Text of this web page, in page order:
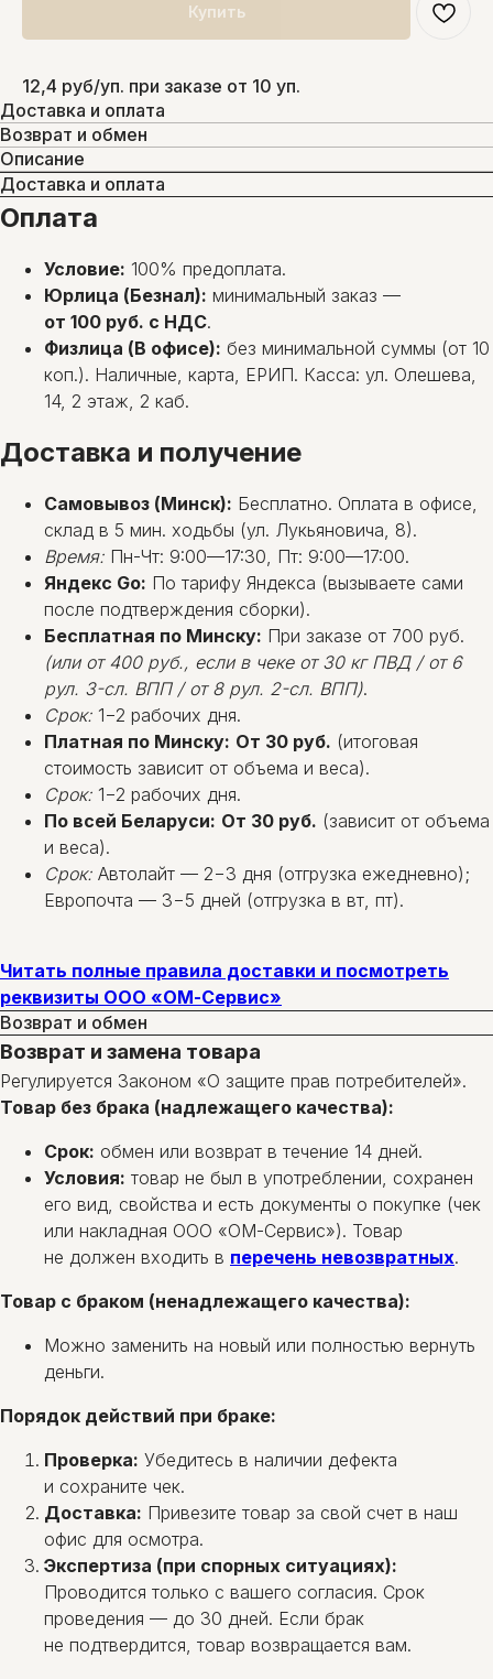
Купить
12,4 руб/уп. при заказе от 10 уп.
Доставка и оплата
Возврат и обмен
Описание
Доставка и оплата
Оплата
Условие: 100% предоплата.
Юрлица (Безнал): минимальный заказ —
от 100 руб. с НДС.
Физлица (В офисе): без минимальной суммы (от 10
коп.). Наличные, карта, ЕРИП. Касса: ул. Олешева,
14, 2 этаж, 2 каб.
Доставка и получение
Самовывоз (Минск): Бесплатно. Оплата в офисе,
склад в 5 мин. ходьбы (ул. Лукьяновича, 8).
Время: Пн-Чт: 9:00—17:30, Пт: 9:00—17:00.
Яндекс Go: По тарифу Яндекса (вызываете сами
после подтверждения сборки).
Бесплатная по Минску: При заказе от 700 руб.
(или от 400 руб., если в чеке от 30 кг ПВД / от 6
рул. 3-сл. ВПП / от 8 рул. 2-сл. ВПП).
Срок: 1−2 рабочих дня.
Платная по Минску: От 30 руб. (итоговая
стоимость зависит от объема и веса).
Срок: 1−2 рабочих дня.
По всей Беларуси: От 30 руб. (зависит от объема
и веса).
Срок: Автолайт — 2−3 дня (отгрузка ежедневно);
Европочта — 3−5 дней (отгрузка в вт, пт).
Читать полные правила доставки и посмотреть
реквизиты ООО «ОМ-Сервис»
Возврат и обмен
Возврат и замена товара
Регулируется Законом «О защите прав потребителей».
Товар без брака (надлежащего качества):
Срок: обмен или возврат в течение 14 дней.
Условия: товар не был в употреблении, сохранен
его вид, свойства и есть документы о покупке (чек
или накладная ООО «ОМ-Сервис»). Товар
не должен входить в перечень невозвратных.
Товар с браком (ненадлежащего качества):
Можно заменить на новый или полностью вернуть
деньги.
Порядок действий при браке:
Проверка: Убедитесь в наличии дефекта
и сохраните чек.
Доставка: Привезите товар за свой счет в наш
офис для осмотра.
Экспертиза (при спорных ситуациях):
Проводится только с вашего согласия. Срок
проведения — до 30 дней. Если брак
не подтвердится, товар возвращается вам.